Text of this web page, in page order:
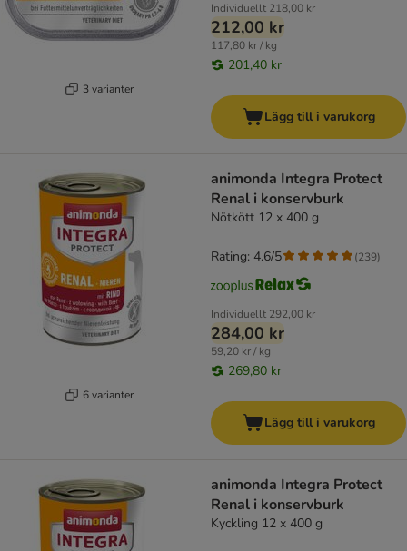
3 varianter
Individuellt 218,00 kr
212,00 kr
117,80 kr / kg
201,40 kr
Lägg till i varukorg
6 varianter
animonda Integra Protect
Renal i konservburk
Nötkött 12 x 400 g
Individuellt 292,00 kr
284,00 kr
59,20 kr / kg
269,80 kr
Rating: 4.6/5 (239)
Lägg till i varukorg
animonda Integra Protect
Renal i konservburk
Kyckling 12 x 400 g